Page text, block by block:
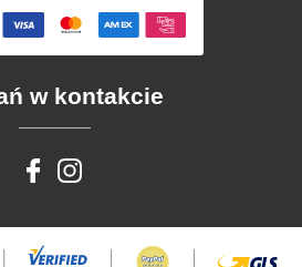
w kontakcie